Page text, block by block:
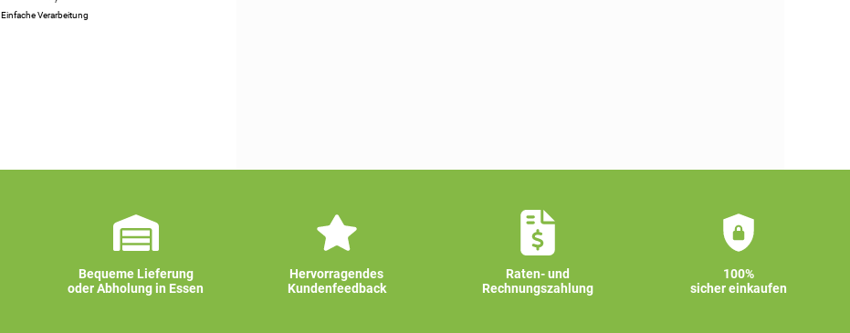
Einfache Verarbeitung
Bequeme Lieferung
oder Abholung in Essen
Hervorragendes
Kundenfeedback
Raten- und
Rechnungszahlung
100%
sicher einkaufen